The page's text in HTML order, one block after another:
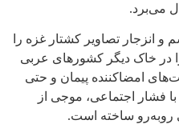
می‌برد.
انزجار تصاویر کشتار غزه را
در خاک دیگر کشورهای عربی
امضاکننده پیمان و حتی
فشار اجتماعی، موجی از
روبه‌رو ساخته است.